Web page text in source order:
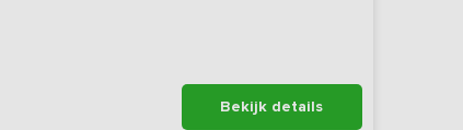
Bekijk details